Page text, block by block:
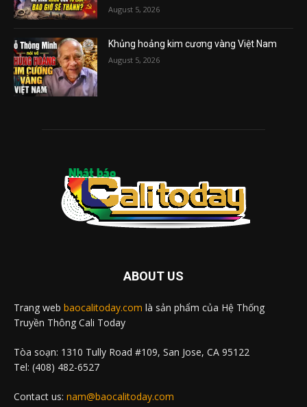
August 5, 2026
Khủng hoảng kim cương vàng Việt Nam
August 5, 2026
ABOUT US
Trang web baocalitoday.com là sản phẩm của Hệ Thống
Truyền Thông Cali Today
Tòa soạn: 1310 Tully Road #109, San Jose, CA 95122
Tel: (408) 482-6527
Contact us: nam@baocalitoday.com